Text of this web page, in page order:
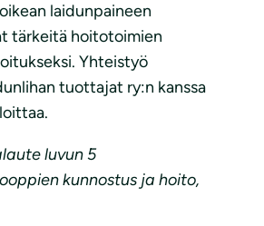
laidunpaineen
tärkeitä hoitotoimien
Yhteistyö
tuottajat ry:n kanssa
luvun 5
kunnostus ja hoito,